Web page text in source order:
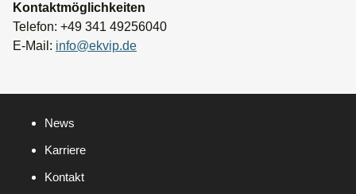
Kontaktmöglichkeiten
Telefon: +49 341 49256040
E-Mail: info@ekvip.de
News
Karriere
Kontakt